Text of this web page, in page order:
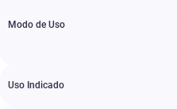
Modo de Uso
Uso Indicado